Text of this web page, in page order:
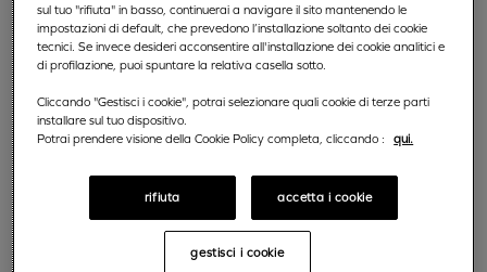
scopri di più
sul tuo "rifiuta" in basso, continuerai a navigare il sito mantenendo le
impostazioni di default, che prevedono l’installazione soltanto dei cookie
tecnici. Se invece desideri acconsentire all'installazione dei cookie analitici e
di profilazione, puoi spuntare la relativa casella sotto.
Cliccando "Gestisci i cookie", potrai selezionare quali cookie di terze parti
installare sul tuo dispositivo.
Potrai prendere visione della Cookie Policy completa, cliccando :
qui.
rifiuta accetta i cookie
gestisci i cookie